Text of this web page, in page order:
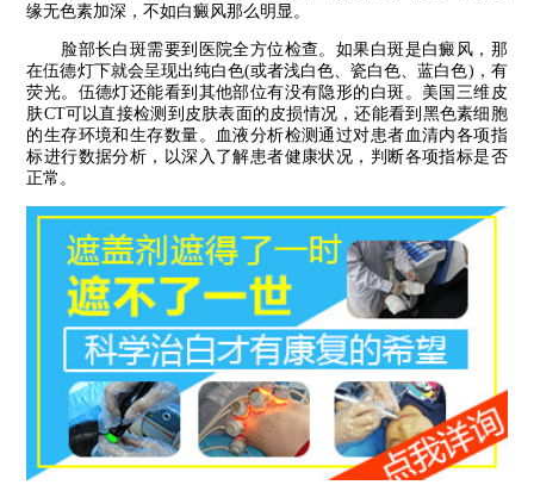
缘无色素加深，不如白癜风那么明显。
脸部长白斑需要到医院全方位检查。如果白斑是白癜风，那
在伍德灯下就会呈现出纯白色(或者浅白色、瓷白色、蓝白色)，有
荧光。伍德灯还能看到其他部位有没有隐形的白斑。美国三维皮
肤CT可以直接检测到皮肤表面的皮损情况，还能看到黑色素细胞
的生存环境和生存数量。血液分析检测通过对患者血清内各项指
标进行数据分析，以深入了解患者健康状况，判断各项指标是否
正常。